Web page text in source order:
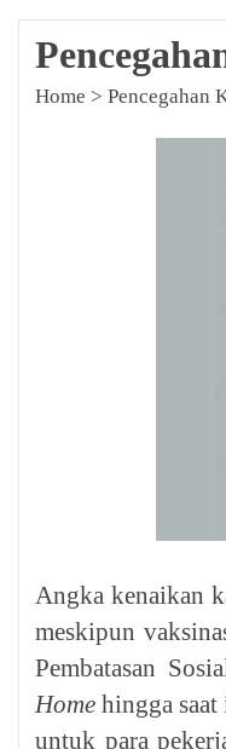
Home > Pencegahan
Angka kenaikan
meskipun
Pembatasan
Home hingga
untuk para